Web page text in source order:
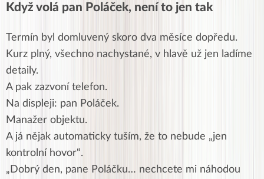
Když volá pan Poláček, není to jen tak
Termín byl domluvený skoro dva měsíce dopředu.
Kurz plný, všechno nachystané, v hlavě už jen ladíme
detaily.
A pak zazvoní telefon.
Na displeji: pan Poláček.
Manažer objektu.
A já nějak automaticky tuším, že to nebude „jen
kontrolní hovor“.
„Dobrý den, pane Poláčku… nechcete mi náhodou